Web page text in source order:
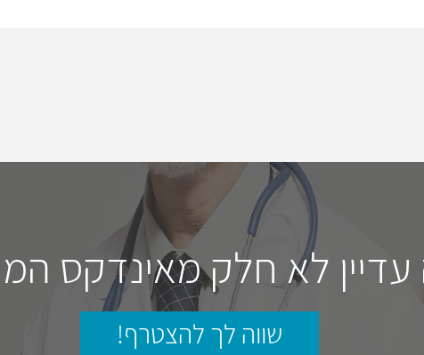
לא חלק מאינדקס
שווה לך להצטרף!